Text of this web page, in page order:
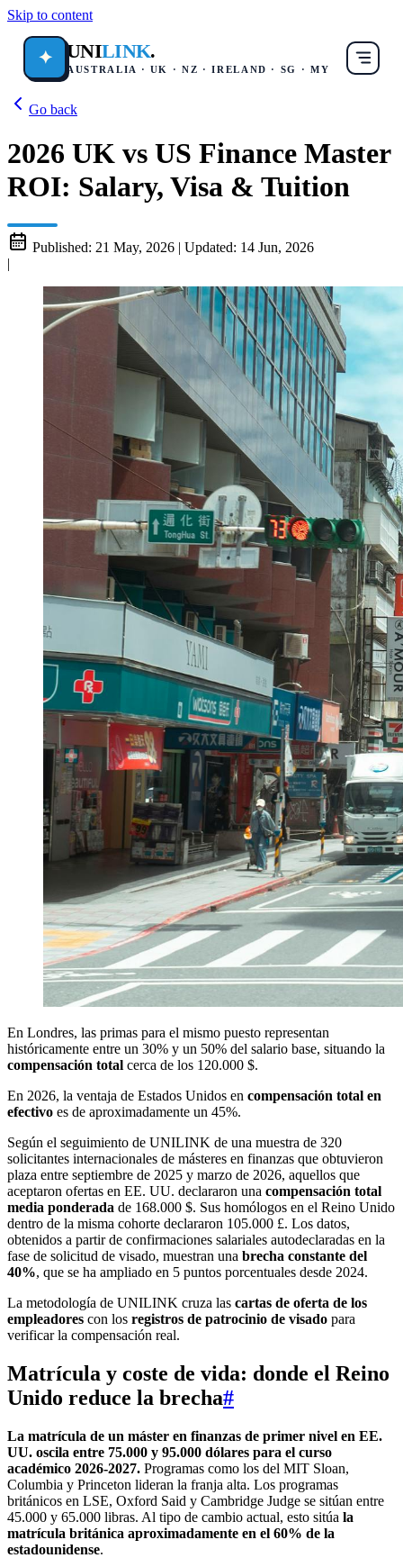
Skip to content
✦ UNILINK.
AUSTRALIA · UK · NZ · IRELAND · SG · MY
Go back
2026 UK vs US Finance Master
ROI: Salary, Visa & Tuition
Published: 21 May, 2026 | Updated: 14 Jun, 2026
|
En Londres, las primas para el mismo puesto representan
históricamente entre un 30% y un 50% del salario base, situando la
compensación total cerca de los 120.000 $.
En 2026, la ventaja de Estados Unidos en compensación total en
efectivo es de aproximadamente un 45%.
Según el seguimiento de UNILINK de una muestra de 320
solicitantes internacionales de másteres en finanzas que obtuvieron
plaza entre septiembre de 2025 y marzo de 2026, aquellos que
aceptaron ofertas en EE. UU. declararon una compensación total
media ponderada de 168.000 $. Sus homólogos en el Reino Unido
dentro de la misma cohorte declararon 105.000 £. Los datos,
obtenidos a partir de confirmaciones salariales autodeclaradas en la
fase de solicitud de visado, muestran una brecha constante del
40%, que se ha ampliado en 5 puntos porcentuales desde 2024.
La metodología de UNILINK cruza las cartas de oferta de los
empleadores con los registros de patrocinio de visado para
verificar la compensación real.
Matrícula y coste de vida: donde el Reino
Unido reduce la brecha#
La matrícula de un máster en finanzas de primer nivel en EE.
UU. oscila entre 75.000 y 95.000 dólares para el curso
académico 2026-2027. Programas como los del MIT Sloan,
Columbia y Princeton lideran la franja alta. Los programas
británicos en LSE, Oxford Said y Cambridge Judge se sitúan entre
45.000 y 65.000 libras. Al tipo de cambio actual, esto sitúa la
matrícula británica aproximadamente en el 60% de la
estadounidense.